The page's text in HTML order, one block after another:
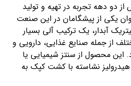
دو دهه تجربه در تهیه و تولید
یکی از پیشگامان در این صنعت
آبدار، یک ترکیب آلی بسیار
از جمله صنایع غذایی، دارویی و
این محصول از سنتز شیمیایی یا
نشاسته با کشت کپک به